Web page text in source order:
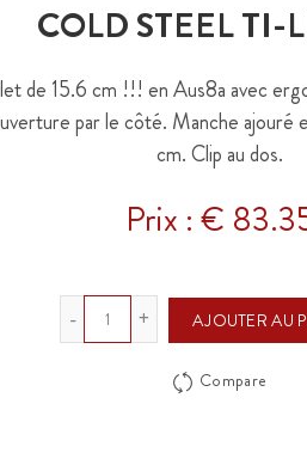
COLD STEEL TI-
de 15.6 cm !!! en Aus8a avec
par le côté. Manche
cm. Clip au dos.
Prix : €
Quantité
AJOUTER AU
Compare